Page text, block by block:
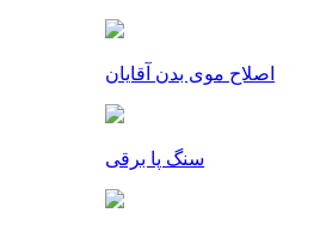
اصلاح موی بدن آقایان
سنگ پا برقی